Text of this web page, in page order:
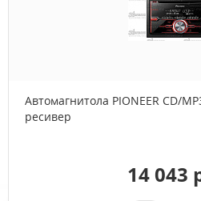
Автомагнитола PIONEER CD/
ресивер
14 043